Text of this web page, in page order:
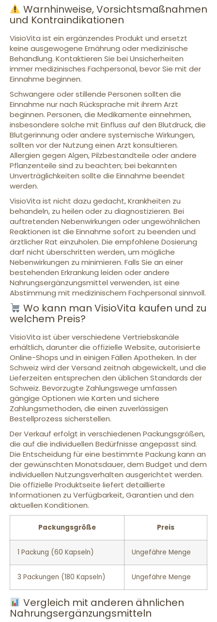
Warnhinweise, Vorsichtsmaßnahmen
und Kontraindikationen
VisioVita ist ein ergänzendes Produkt und ersetzt
keine ausgewogene Ernährung oder medizinische
Behandlung. Kontaktieren Sie bei Unsicherheiten
immer medizinisches Fachpersonal, bevor Sie mit der
Einnahme beginnen.
Schwangere oder stillende Personen sollten die
Einnahme nur nach Rücksprache mit ihrem Arzt
beginnen. Personen, die Medikamente einnehmen,
insbesondere solche mit Einfluss auf den Blutdruck, die
Blutgerinnung oder andere systemische Wirkungen,
sollten vor der Nutzung einen Arzt konsultieren.
Allergien gegen Algen, Pilzbestandteile oder andere
Pflanzenteile sind zu beachten; bei bekannten
Unverträglichkeiten sollte die Einnahme beendet
werden.
VisioVita ist nicht dazu gedacht, Krankheiten zu
behandeln, zu heilen oder zu diagnostizieren. Bei
auftretenden Nebenwirkungen oder ungewöhnlichen
Reaktionen ist die Einnahme sofort zu beenden und
ärztlicher Rat einzuholen. Die empfohlene Dosierung
darf nicht überschritten werden, um mögliche
Nebenwirkungen zu minimieren. Falls Sie an einer
bestehenden Erkrankung leiden oder andere
Nahrungsergänzungsmittel verwenden, ist eine
Abstimmung mit medizinischem Fachpersonal sinnvoll.
Wo kann man VisioVita kaufen und zu
welchem Preis?
VisioVita ist über verschiedene Vertriebskanäle
erhältlich, darunter die offizielle Website, autorisierte
Online-Shops und in einigen Fällen Apotheken. In der
Schweiz wird der Versand zeitnah abgewickelt, und die
Lieferzeiten entsprechen den üblichen Standards der
Schweiz. Bevorzugte Zahlungswege umfassen
gängige Optionen wie Karten und sichere
Zahlungsmethoden, die einen zuverlässigen
Bestellprozess sicherstellen.
Der Verkauf erfolgt in verschiedenen Packungsgrößen,
die auf die individuellen Bedürfnisse angepasst sind.
Die Entscheidung für eine bestimmte Packung kann an
der gewünschten Monatsdauer, dem Budget und dem
individuellen Nutzungsverhalten ausgerichtet werden.
Die offizielle Produktseite liefert detaillierte
Informationen zu Verfügbarkeit, Garantien und den
aktuellen Konditionen.
Packungsgröße Preis
1 Packung (60 Kapseln) Ungefähre Menge
3 Packungen (180 Kapseln) Ungefähre Menge
Vergleich mit anderen ähnlichen
Nahrungsergänzungsmitteln